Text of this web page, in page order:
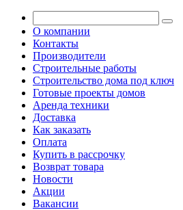
О компании
Контакты
Производители
Строительные работы
Строительство дома под ключ
Готовые проекты домов
Аренда техники
Доставка
Как заказать
Оплата
Купить в рассрочку
Возврат товара
Новости
Акции
Вакансии